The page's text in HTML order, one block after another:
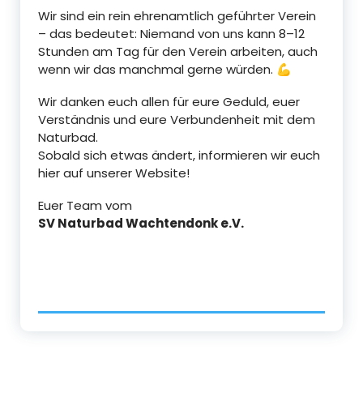
Wir sind ein rein ehrenamtlich geführter Verein
– das bedeutet: Niemand von uns kann 8–12
Stunden am Tag für den Verein arbeiten, auch
wenn wir das manchmal gerne würden. 💪
Wir danken euch allen für eure Geduld, euer
Verständnis und eure Verbundenheit mit dem
Naturbad.
Sobald sich etwas ändert, informieren wir euch
hier auf unserer Website!
Euer Team vom
SV Naturbad Wachtendonk e.V.